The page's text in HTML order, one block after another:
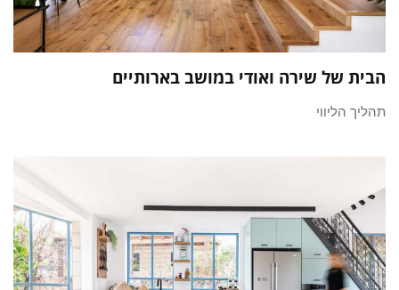
הבית של שירה ואודי במושב בארותיים
תהליך הליווי